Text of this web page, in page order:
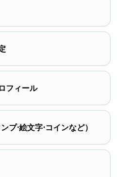
フィール
プ⋅絵文字⋅コインなど）